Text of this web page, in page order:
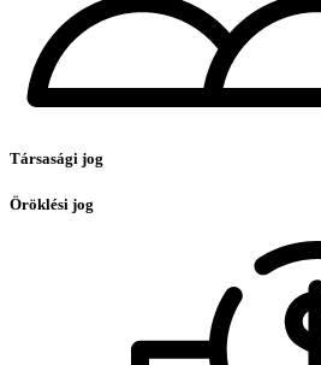
Társasági jog
Öröklési jog